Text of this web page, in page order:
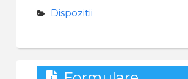
Dispozitii